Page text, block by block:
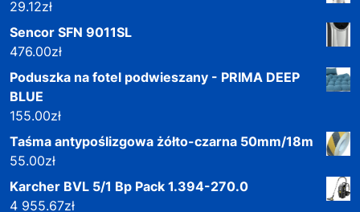
29.12zł
Sencor SFN 9011SL
476.00zł
Poduszka na fotel podwieszany - PRIMA DEEP
BLUE
155.00zł
Taśma antypoślizgowa żółto-czarna 50mm/18m
55.00zł
Karcher BVL 5/1 Bp Pack 1.394-270.0
4 955.67zł